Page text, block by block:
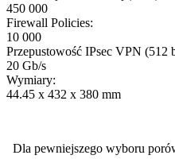
450 000
Firewall Policies:
10 000
Przepustowość IPsec VPN (512
20 Gb/s
Wymiary:
44.45 x 432 x 380 mm
Dla pewniejszego wyboru